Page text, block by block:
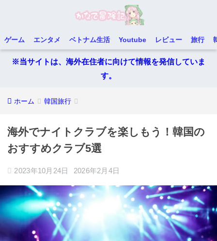
ゲーム エンタメ ベトナム生活 Youtube レビュー 旅行
※当サイトは、海外在住者に向けて情報を発信していま
す。
ホーム 韓国旅行
海外でナイトクラブを楽しもう！韓国の
おすすめクラブ5選
2023年10月24日 2026年2月4日